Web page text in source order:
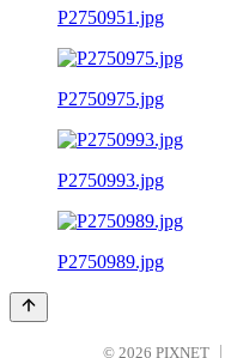
P2750951.jpg
P2750975.jpg
P2750993.jpg
P2750989.jpg
© 2026 PIXNET